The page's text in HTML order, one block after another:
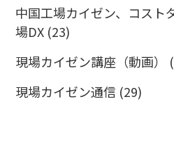
中国工場カイゼン、コスト
場DX (23)
現場カイゼン講座（動画）
現場カイゼン通信 (29)